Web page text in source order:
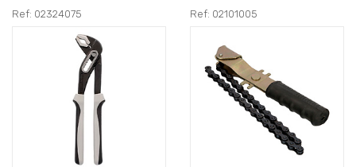
Ref: 02324075 Ref: 02101005